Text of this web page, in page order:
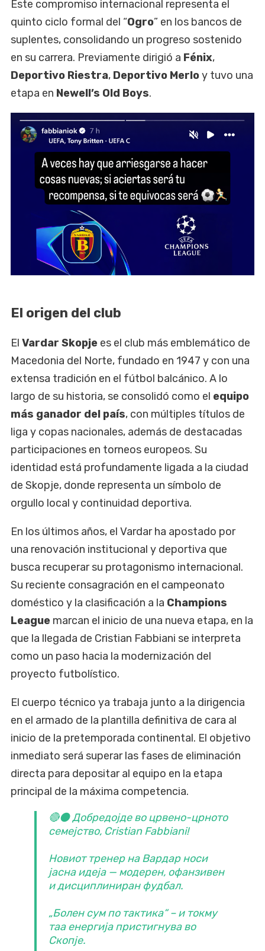
Este compromiso internacional representa el
quinto ciclo formal del “Ogro” en los bancos de
suplentes, consolidando un progreso sostenido
en su carrera. Previamente dirigió a Fénix,
Deportivo Riestra, Deportivo Merloy tuvo una
etapa en Newell’s Old Boys.
El origen del club
El Vardar Skopje es el club más emblemático de
Macedonia del Norte, fundado en 1947 y con una
extensa tradición en el fútbol balcánico. A lo
largo de su historia, se consolidó como el equipo
más ganador del país, con múltiples títulos de
liga y copas nacionales, además de destacadas
participaciones en torneos europeos. Su
identidad está profundamente ligada a la ciudad
de Skopje, donde representa un símbolo de
orgullo local y continuidad deportiva.
En los últimos años, el Vardar ha apostado por
una renovación institucional y deportiva que
busca recuperar su protagonismo internacional.
Su reciente consagración en el campeonato
doméstico y la clasificación a la Champions
League marcan el inicio de una nueva etapa, en la
que la llegada de Cristian Fabbiani se interpreta
como un paso hacia la modernización del
proyecto futbolístico.
El cuerpo técnico ya trabaja junto a la dirigencia
en el armado de la plantilla definitiva de cara al
inicio de la pretemporada continental. El objetivo
inmediato será superar las fases de eliminación
directa para depositar al equipo en la etapa
principal de la máxima competencia.
🔴⚫ Добредојде во црвено-црното
семејство, Cristian Fabbiani!
Новиот тренер на Вардар носи
јасна идеја — модерен, офанзивен
и дисциплиниран фудбал.
„Болен сум по тактика“ – и токму
таа енергија пристигнува во
Скопје.